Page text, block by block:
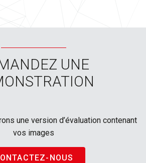
UNE
une version d’évaluation contenant
vos images
NOUS